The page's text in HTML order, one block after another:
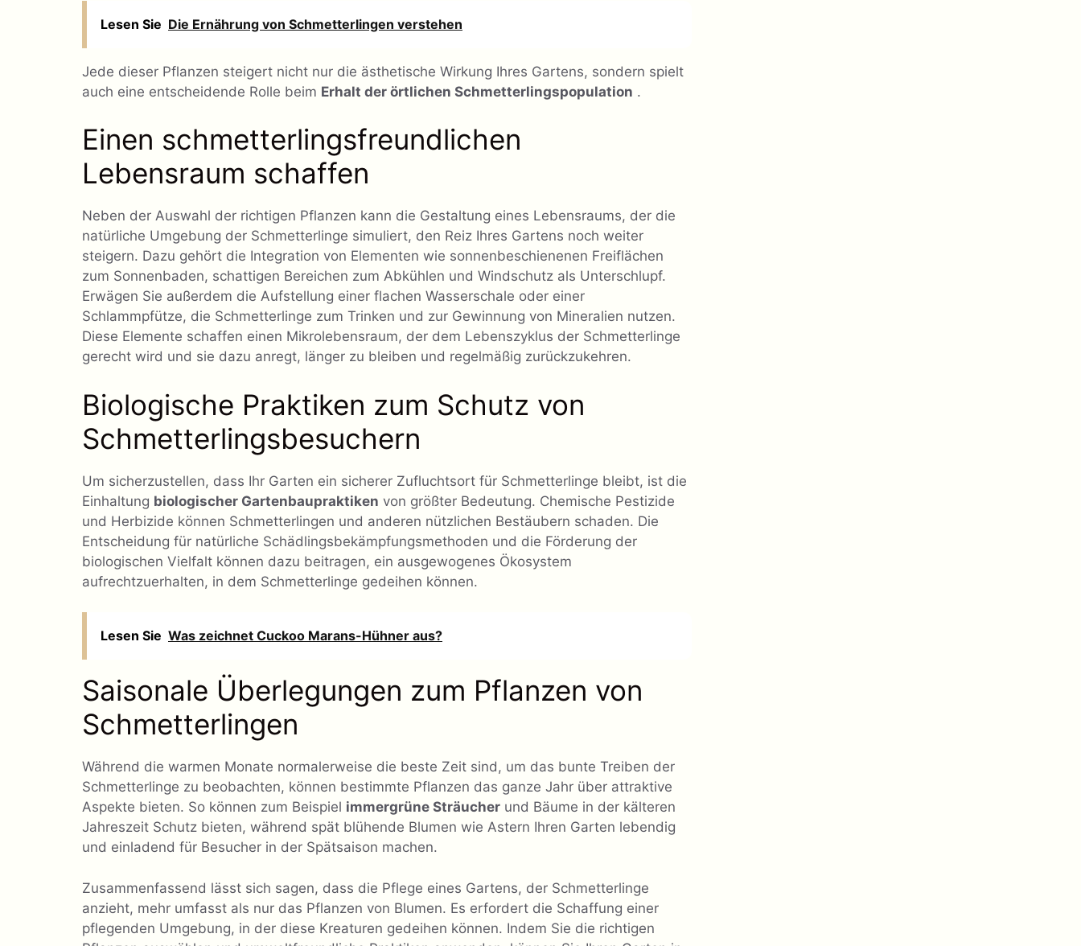
Lesen Sie Die Ernährung von Schmetterlingen verstehen
Jede dieser Pflanzen steigert nicht nur die ästhetische Wirkung Ihres Gartens, sondern spielt
auch eine entscheidende Rolle beim Erhalt der örtlichen Schmetterlingspopulation .
Einen schmetterlingsfreundlichen
Lebensraum schaffen
Neben der Auswahl der richtigen Pflanzen kann die Gestaltung eines Lebensraums, der die
natürliche Umgebung der Schmetterlinge simuliert, den Reiz Ihres Gartens noch weiter
steigern. Dazu gehört die Integration von Elementen wie sonnenbeschienenen Freiflächen
zum Sonnenbaden, schattigen Bereichen zum Abkühlen und Windschutz als Unterschlupf.
Erwägen Sie außerdem die Aufstellung einer flachen Wasserschale oder einer
Schlammpfütze, die Schmetterlinge zum Trinken und zur Gewinnung von Mineralien nutzen.
Diese Elemente schaffen einen Mikrolebensraum, der dem Lebenszyklus der Schmetterlinge
gerecht wird und sie dazu anregt, länger zu bleiben und regelmäßig zurückzukehren.
Biologische Praktiken zum Schutz von
Schmetterlingsbesuchern
Um sicherzustellen, dass Ihr Garten ein sicherer Zufluchtsort für Schmetterlinge bleibt, ist die
Einhaltung biologischer Gartenbaupraktiken von größter Bedeutung. Chemische Pestizide
und Herbizide können Schmetterlingen und anderen nützlichen Bestäubern schaden. Die
Entscheidung für natürliche Schädlingsbekämpfungsmethoden und die Förderung der
biologischen Vielfalt können dazu beitragen, ein ausgewogenes Ökosystem
aufrechtzuerhalten, in dem Schmetterlinge gedeihen können.
Lesen Sie Was zeichnet Cuckoo Marans-Hühner aus?
Saisonale Überlegungen zum Pflanzen von
Schmetterlingen
Während die warmen Monate normalerweise die beste Zeit sind, um das bunte Treiben der
Schmetterlinge zu beobachten, können bestimmte Pflanzen das ganze Jahr über attraktive
Aspekte bieten. So können zum Beispiel immergrüne Sträucher und Bäume in der kälteren
Jahreszeit Schutz bieten, während spät blühende Blumen wie Astern Ihren Garten lebendig
und einladend für Besucher in der Spätsaison machen.
Zusammenfassend lässt sich sagen, dass die Pflege eines Gartens, der Schmetterlinge
anzieht, mehr umfasst als nur das Pflanzen von Blumen. Es erfordert die Schaffung einer
pflegenden Umgebung, in der diese Kreaturen gedeihen können. Indem Sie die richtigen